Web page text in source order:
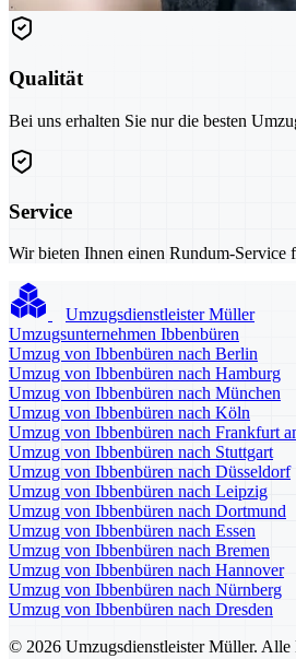
Qualität
Bei uns erhalten Sie nur die besten
Service
Wir bieten Ihnen einen Rundum-Service
Umzugsdienstleister Müller
Umzugsunternehmen Ibbenbüren
Umzug von Ibbenbüren nach Berlin
Umzug von Ibbenbüren nach Hamburg
Umzug von Ibbenbüren nach München
Umzug von Ibbenbüren nach Köln
Umzug von Ibbenbüren nach Frankfurt
Umzug von Ibbenbüren nach Stuttgart
Umzug von Ibbenbüren nach Düsseldorf
Umzug von Ibbenbüren nach Leipzig
Umzug von Ibbenbüren nach Dortmund
Umzug von Ibbenbüren nach Essen
Umzug von Ibbenbüren nach Bremen
Umzug von Ibbenbüren nach Hannover
Umzug von Ibbenbüren nach Nürnberg
Umzug von Ibbenbüren nach Dresden
© 2026 Umzugsdienstleister Müller. Alle